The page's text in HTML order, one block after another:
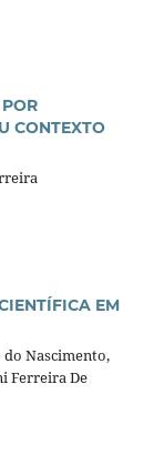
CONTEXTO
EM
Nascimento,
Ferreira De